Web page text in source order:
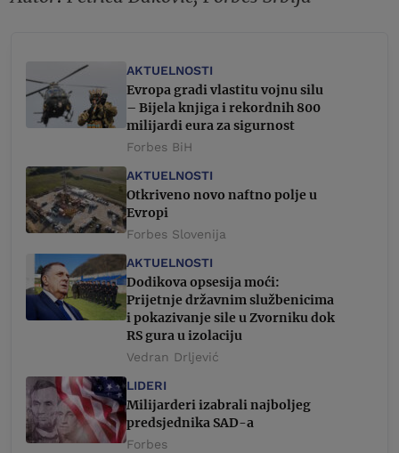
AKTUELNOSTI
Evropa gradi vlastitu vojnu silu
– Bijela knjiga i rekordnih 800
milijardi eura za sigurnost
Forbes BiH
AKTUELNOSTI
Otkriveno novo naftno polje u
Evropi
Forbes Slovenija
AKTUELNOSTI
Dodikova opsesija moći:
Prijetnje državnim službenicima
i pokazivanje sile u Zvorniku dok
RS gura u izolaciju
Vedran Drljević
LIDERI
Milijarderi izabrali najboljeg
predsjednika SAD-a
Forbes